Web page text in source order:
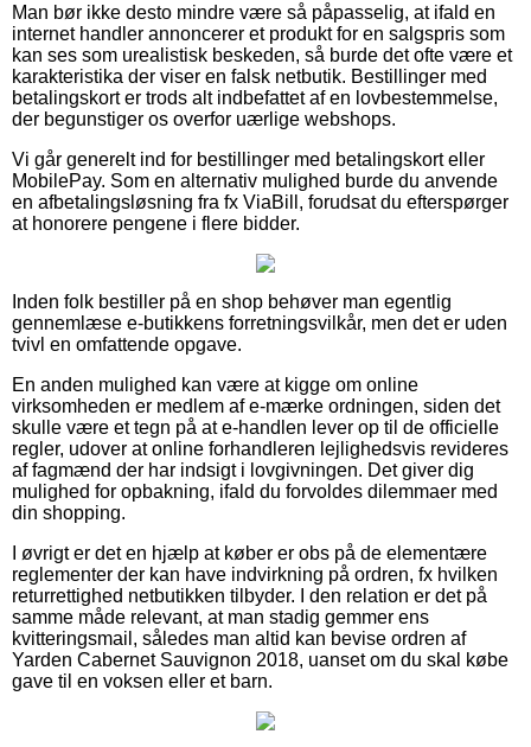
Man bør ikke desto mindre være så påpasselig, at ifald en
internet handler annoncerer et produkt for en salgspris som
kan ses som urealistisk beskeden, så burde det ofte være et
karakteristika der viser en falsk netbutik. Bestillinger med
betalingskort er trods alt indbefattet af en lovbestemmelse,
der begunstiger os overfor uærlige webshops.
Vi går generelt ind for bestillinger med betalingskort eller
MobilePay. Som en alternativ mulighed burde du anvende
en afbetalingsløsning fra fx ViaBill, forudsat du efterspørger
at honorere pengene i flere bidder.
Inden folk bestiller på en shop behøver man egentlig
gennemlæse e-butikkens forretningsvilkår, men det er uden
tvivl en omfattende opgave.
En anden mulighed kan være at kigge om online
virksomheden er medlem af e-mærke ordningen, siden det
skulle være et tegn på at e-handlen lever op til de officielle
regler, udover at online forhandleren lejlighedsvis revideres
af fagmænd der har indsigt i lovgivningen. Det giver dig
mulighed for opbakning, ifald du forvoldes dilemmaer med
din shopping.
I øvrigt er det en hjælp at køber er obs på de elementære
reglementer der kan have indvirkning på ordren, fx hvilken
returrettighed netbutikken tilbyder. I den relation er det på
samme måde relevant, at man stadig gemmer ens
kvitteringsmail, således man altid kan bevise ordren af
Yarden Cabernet Sauvignon 2018, uanset om du skal købe
gave til en voksen eller et barn.